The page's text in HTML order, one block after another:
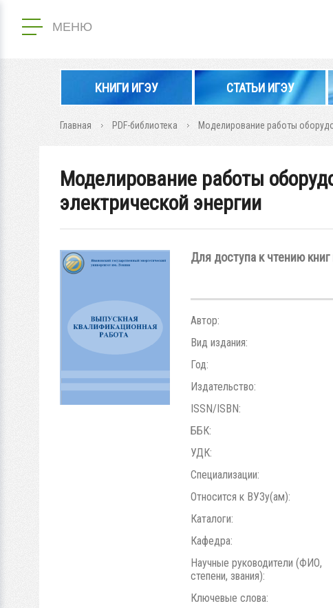
МЕНЮ
КНИГИ ИГЭУ СТАТЬИ ИГЭУ
Главная PDF-библиотека Моделирование работы
Моделирование работы
электрической энергии
Для доступа к чтению
Автор:
Вид издания:
Год:
Издательство:
ISSN/ISBN:
ББК:
УДК:
Специализации:
Относится к ВУЗу(ам):
Каталоги:
Кафедра:
Научные руководители (ФИО,
степени, звания):
Ключевые слова: